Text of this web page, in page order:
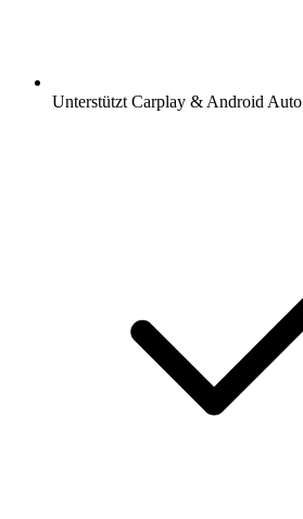
Unterstützt Carplay & Android Auto